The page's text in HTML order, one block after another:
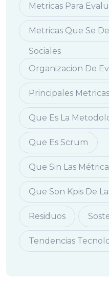
Metricas Para
Metricas Que Se
Sociales
Organizacion De
Principales
Que Es La
Que Es Scrum
Que Sin Las
Que Son Kpis De
Residuos
Tendencias